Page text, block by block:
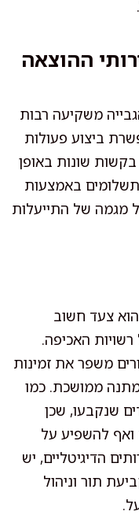
ההוצאה
משקיעה רבות
ביצוע פעולות
בקשות שונות באופן
תשלומים באמצעות
מגמה של התייעלות
צעד חשוב
האכיפה.
משפר את זמינות
ממושכת. כמו
שנקבעו, שכן
ואף להשפיע על
הדיגיטליים, יש
תור וניהול